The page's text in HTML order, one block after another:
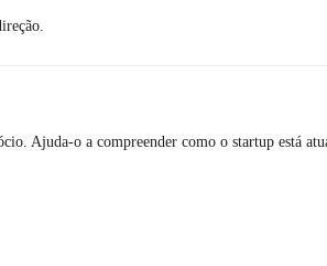
Ajuda-o a compreender como o startup está